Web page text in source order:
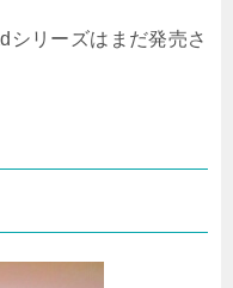
シリーズはまだ発売さ